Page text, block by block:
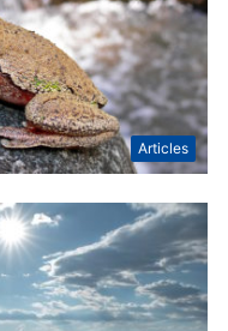
Articles